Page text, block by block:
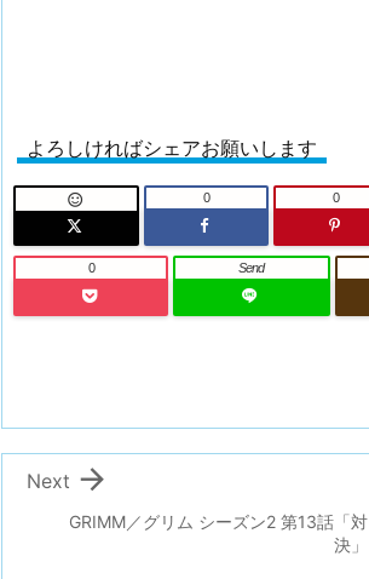
よろしければシェアお願いします
 0 0
0 Send
GRIMM／グリム シーズン2 第13話「対
決」

Next